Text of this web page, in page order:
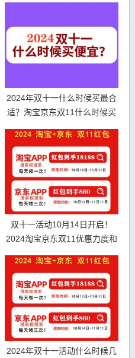
2024年双十一什么时候买最合
适？淘宝京东双11什么时候买
双十一活动10月14日开启！
2024淘宝京东双11优惠力度和
2024年双十一活动什么时候几